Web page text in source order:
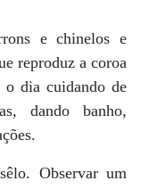
e chinelos e
reproduz a coroa
o dia cuidando de
dando banho,
Observar um